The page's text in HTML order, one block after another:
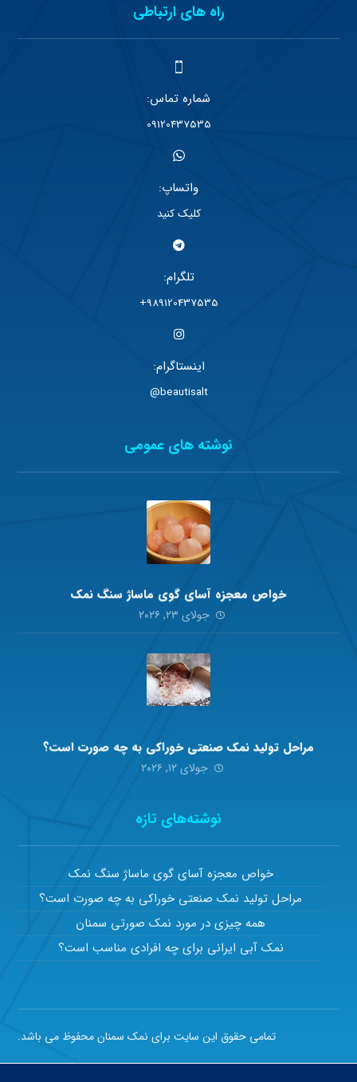
راه های ارتباطی
شماره تماس:
09120437535
واتساپ:
کلیک کنید
تلگرام:
989120437535+
اینستاگرام:
beautisalt@
نوشته های عمومی
خواص معجزه آسای گوی ماساژ سنگ نمک
جولای ۲۳, ۲۰۲۶
مراحل تولید نمک صنعتی خوراکی به چه صورت است؟
جولای ۱۲, ۲۰۲۶
نوشته‌های تازه
خواص معجزه آسای گوی ماساژ سنگ نمک
مراحل تولید نمک صنعتی خوراکی به چه صورت است؟
همه چیزی در مورد نمک صورتی سمنان
نمک آبی ایرانی برای چه افرادی مناسب است؟
تمامی حقوق این سایت برای نمک سمنان محفوظ می باشد.